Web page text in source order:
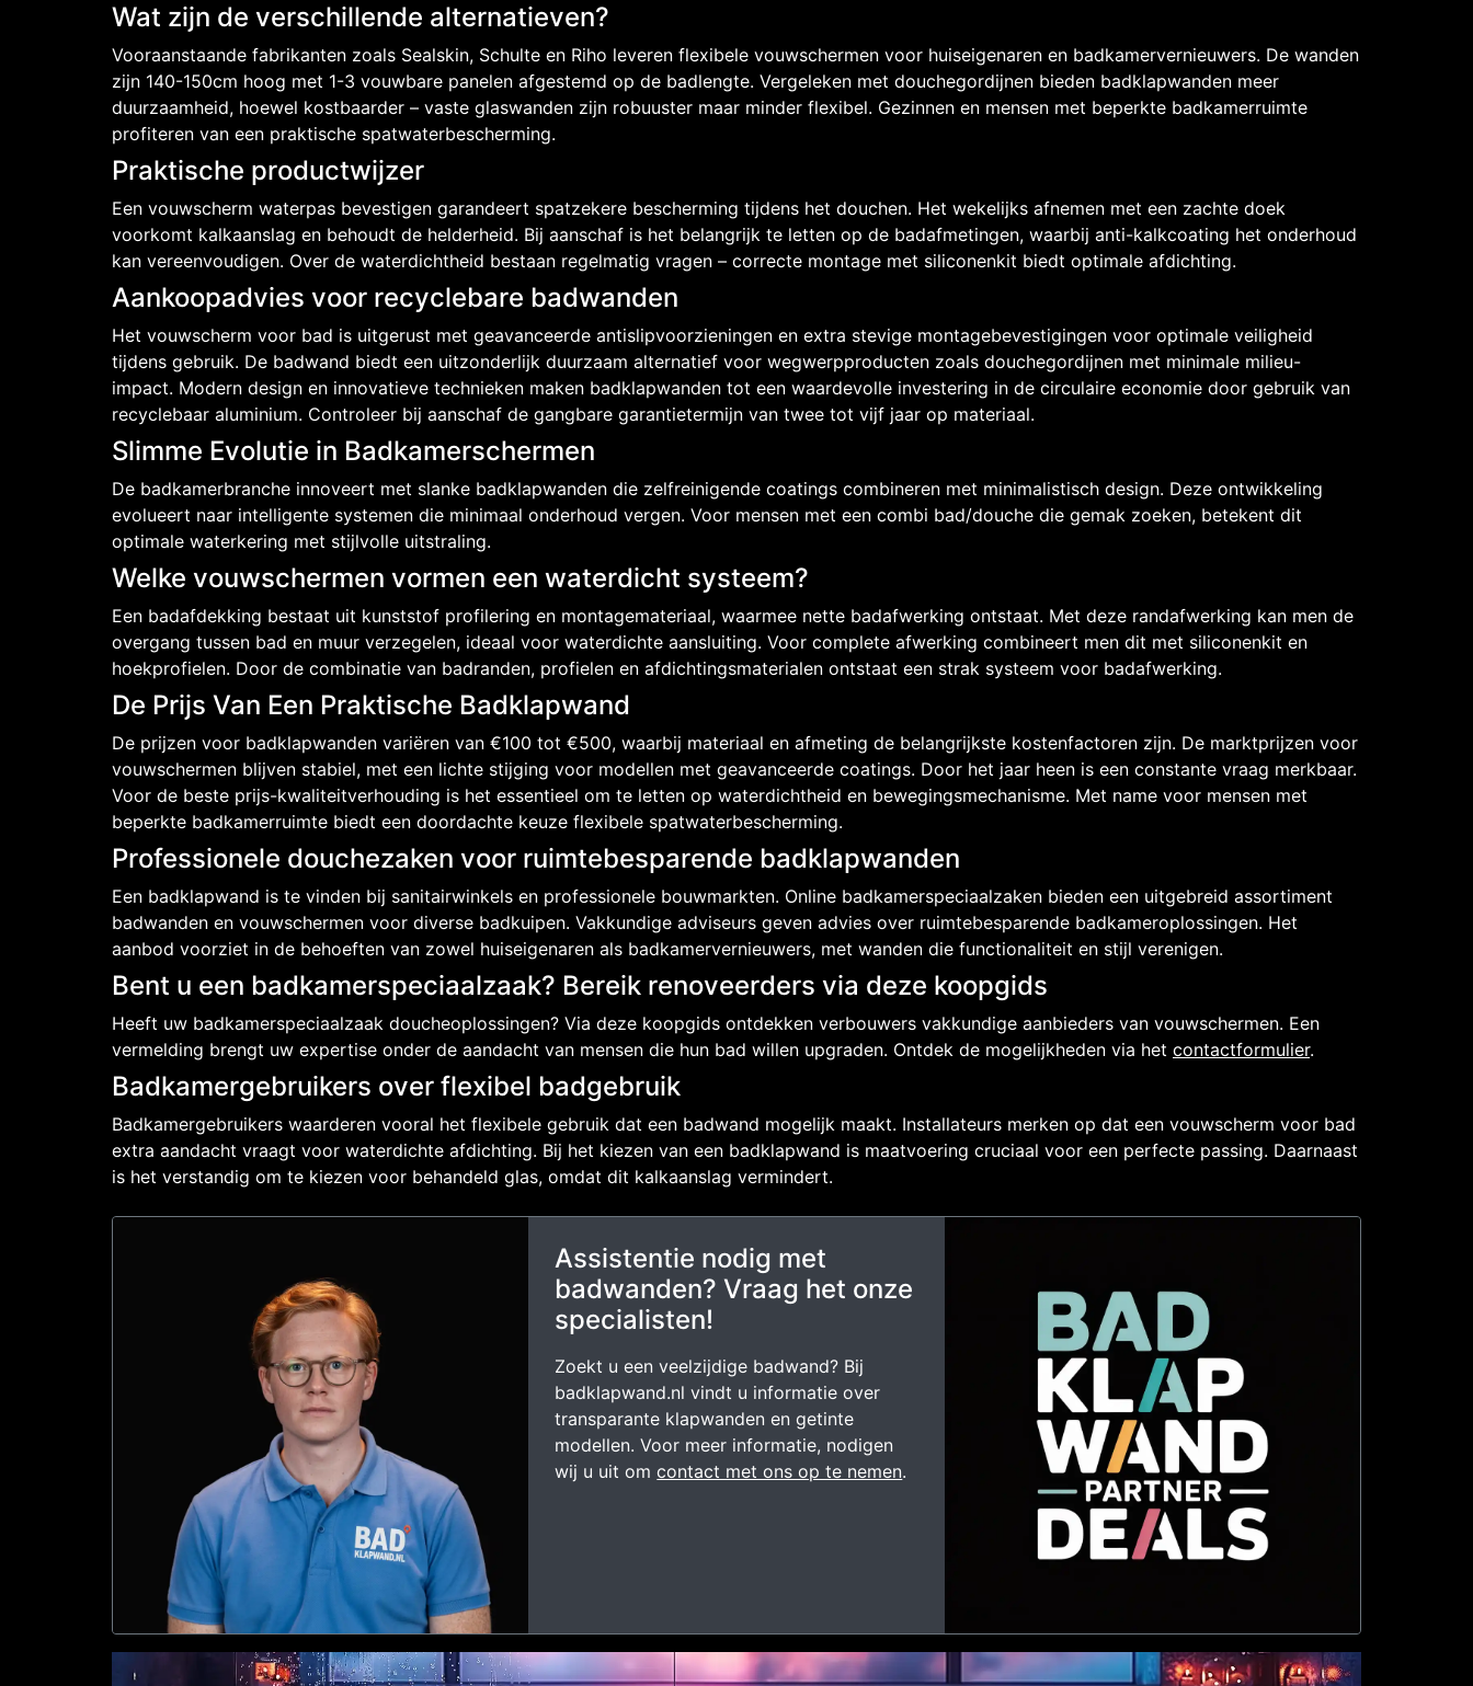
Wat zijn de verschillende alternatieven?
Vooraanstaande fabrikanten zoals Sealskin, Schulte en Riho leveren flexibele vouwschermen voor huiseigenaren en badkamervernieuwers. De wanden
zijn 140-150cm hoog met 1-3 vouwbare panelen afgestemd op de badlengte. Vergeleken met douchegordijnen bieden badklapwanden meer
duurzaamheid, hoewel kostbaarder – vaste glaswanden zijn robuuster maar minder flexibel. Gezinnen en mensen met beperkte badkamerruimte
profiteren van een praktische spatwaterbescherming.
Praktische productwijzer
Een vouwscherm waterpas bevestigen garandeert spatzekere bescherming tijdens het douchen. Het wekelijks afnemen met een zachte doek
voorkomt kalkaanslag en behoudt de helderheid. Bij aanschaf is het belangrijk te letten op de badafmetingen, waarbij anti-kalkcoating het onderhoud
kan vereenvoudigen. Over de waterdichtheid bestaan regelmatig vragen – correcte montage met siliconenkit biedt optimale afdichting.
Aankoopadvies voor recyclebare badwanden
Het vouwscherm voor bad is uitgerust met geavanceerde antislipvoorzieningen en extra stevige montagebevestigingen voor optimale veiligheid
tijdens gebruik. De badwand biedt een uitzonderlijk duurzaam alternatief voor wegwerpproducten zoals douchegordijnen met minimale milieu-
impact. Modern design en innovatieve technieken maken badklapwanden tot een waardevolle investering in de circulaire economie door gebruik van
recyclebaar aluminium. Controleer bij aanschaf de gangbare garantietermijn van twee tot vijf jaar op materiaal.
Slimme Evolutie in Badkamerschermen
De badkamerbranche innoveert met slanke badklapwanden die zelfreinigende coatings combineren met minimalistisch design. Deze ontwikkeling
evolueert naar intelligente systemen die minimaal onderhoud vergen. Voor mensen met een combi bad/douche die gemak zoeken, betekent dit
optimale waterkering met stijlvolle uitstraling.
Welke vouwschermen vormen een waterdicht systeem?
Een badafdekking bestaat uit kunststof profilering en montagemateriaal, waarmee nette badafwerking ontstaat. Met deze randafwerking kan men de
overgang tussen bad en muur verzegelen, ideaal voor waterdichte aansluiting. Voor complete afwerking combineert men dit met siliconenkit en
hoekprofielen. Door de combinatie van badranden, profielen en afdichtingsmaterialen ontstaat een strak systeem voor badafwerking.
De Prijs Van Een Praktische Badklapwand
De prijzen voor badklapwanden variëren van €100 tot €500, waarbij materiaal en afmeting de belangrijkste kostenfactoren zijn. De marktprijzen voor
vouwschermen blijven stabiel, met een lichte stijging voor modellen met geavanceerde coatings. Door het jaar heen is een constante vraag merkbaar.
Voor de beste prijs-kwaliteitverhouding is het essentieel om te letten op waterdichtheid en bewegingsmechanisme. Met name voor mensen met
beperkte badkamerruimte biedt een doordachte keuze flexibele spatwaterbescherming.
Professionele douchezaken voor ruimtebesparende badklapwanden
Een badklapwand is te vinden bij sanitairwinkels en professionele bouwmarkten. Online badkamerspeciaalzaken bieden een uitgebreid assortiment
badwanden en vouwschermen voor diverse badkuipen. Vakkundige adviseurs geven advies over ruimtebesparende badkameroplossingen. Het
aanbod voorziet in de behoeften van zowel huiseigenaren als badkamervernieuwers, met wanden die functionaliteit en stijl verenigen.
Bent u een badkamerspeciaalzaak? Bereik renoveerders via deze koopgids
Heeft uw badkamerspeciaalzaak doucheoplossingen? Via deze koopgids ontdekken verbouwers vakkundige aanbieders van vouwschermen. Een
vermelding brengt uw expertise onder de aandacht van mensen die hun bad willen upgraden. Ontdek de mogelijkheden via het contactformulier.
Badkamergebruikers over flexibel badgebruik
Badkamergebruikers waarderen vooral het flexibele gebruik dat een badwand mogelijk maakt. Installateurs merken op dat een vouwscherm voor bad
extra aandacht vraagt voor waterdichte afdichting. Bij het kiezen van een badklapwand is maatvoering cruciaal voor een perfecte passing. Daarnaast
is het verstandig om te kiezen voor behandeld glas, omdat dit kalkaanslag vermindert.
Assistentie nodig met
badwanden? Vraag het onze
specialisten!
Zoekt u een veelzijdige badwand? Bij
badklapwand.nl vindt u informatie over
transparante klapwanden en getinte
modellen. Voor meer informatie, nodigen
wij u uit omcontact met ons op te nemen.